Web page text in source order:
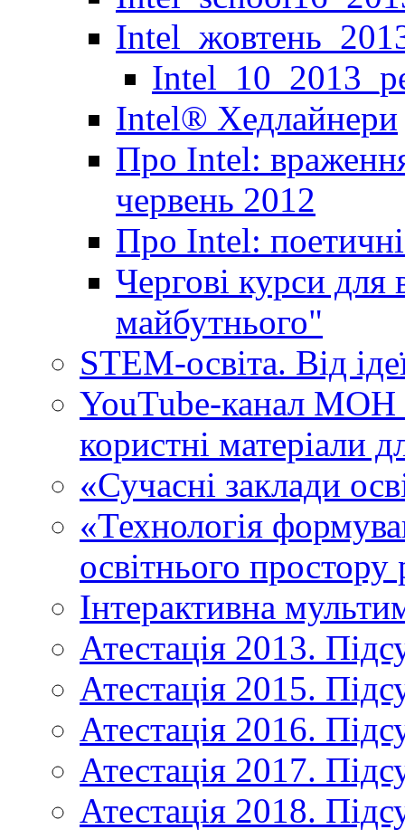
Іntel® Хедлайнери
Про Intel:
червень 2012
Про Intel:
Чергові курси
майбутнього"
STEM-освіта. Від
YouTube-канал МОН
користні матеріали
«Сучасні заклади
«Технологія
освітнього простору
Інтерактивна
Атестація 2013.
Атестація 2015.
Атестація 2016.
Атестація 2017.
Атестація 2018.